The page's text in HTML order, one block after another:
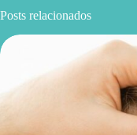
Posts relacionados